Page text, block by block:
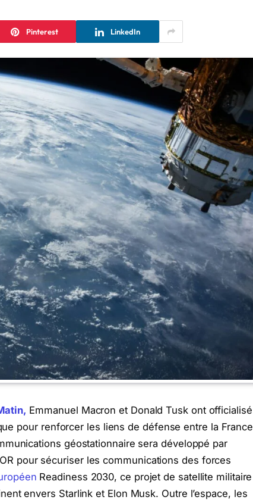
Pinterest LinkedIn
Emmanuel Macron et Donald Tusk ont officialisé
pour renforcer les liens de défense entre la France
géostationnaire sera développé par
pour sécuriser les communications des forces
Readiness 2030, ce projet de satellite militaire
envers Starlink et Elon Musk. Outre l’espace, les